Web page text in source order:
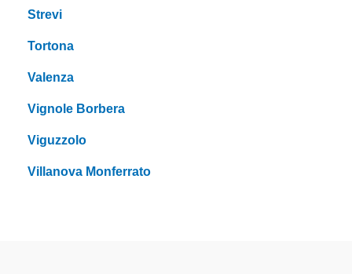
Strevi
Tortona
Valenza
Vignole Borbera
Viguzzolo
Villanova Monferrato